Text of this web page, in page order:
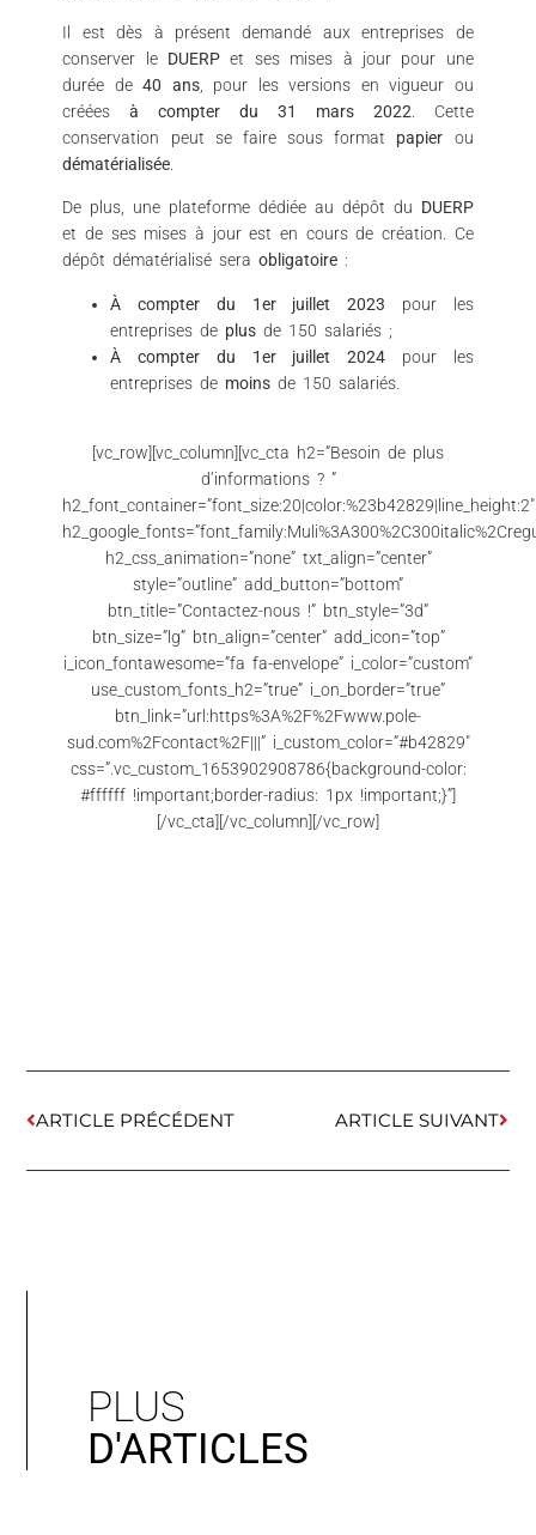
Il est dès à présent demandé aux entreprises de
conserver le DUERPet ses mises à jour pour une
durée de40 ans, pour les versions en vigueur ou
créées à compter du 31 mars 2022 . Cette
conservation peut se faire sous format papier ou
dématérialisée
De plus, une plateforme dédiée au dépôt du DUERP
et de ses mises à jour est en cours de création. Ce
dépôt dématérialisé seraobligatoire :
À compter du 1er juillet 2023 pour les
entreprises de plusde 150 salariés ;
À compter du 1er juillet 2024 pour les
entreprises de moinsde 150 salariés.
[vc_row][vc_column][vc_cta h2=”Besoin de plus
d’informations ? ”
h2_font_container=”font_size:20|color:%23b42829|line_height:2″
h2_css_animation=”none” txt_align=”center”
style=”outline” add_button=”bottom”
btn_title=”Contactez-nous !” btn_style=”3d”
btn_size=”lg” btn_align=”center” add_icon=”top”
i_icon_fontawesome=”fa fa-envelope” i_color=”custom”
use_custom_fonts_h2=”true” i_on_border=”true”
btn_link=”url:https%3A%2F%2Fwww.pole-
sud.com%2Fcontact%2F|||” i_custom_color=”#b42829″
css=”.vc_custom_1653902908786{background-color:
#ffffff !important;border-radius: 1px !important;}”]
[/vc_cta][/vc_column][/vc_row]
ARTICLE PRÉCÉDENT ARTICLE SUIVANT
PLUS
D'ARTICLES